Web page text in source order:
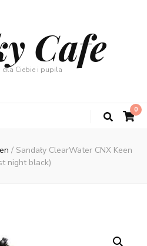
Cafe
dla Ciebie i pupila
0
/ Sandały ClearWater CNX Keen
night black)